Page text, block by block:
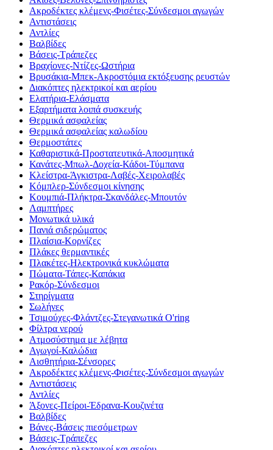
Ακροδέκτες κλέμενς-Φισέτες-Σύνδεσμοι αγωγών
Αντιστάσεις
Αντλίες
Βαλβίδες
Βάσεις-Τράπεζες
Βραχίονες-Ντίζες-Ωστήρια
Βρυσάκια-Μπεκ-Ακροστόμια εκτόξευσης ρευστών
Διακόπτες ηλεκτρικοί και αερίου
Ελατήρια-Ελάσματα
Εξαρτήματα λοιπά συσκευής
Θερμικά ασφαλείας
Θερμικά ασφαλείας καλωδίου
Θερμοστάτες
Καθαριστικά-Προστατευτικά-Αποσμητικά
Κανάτες-Μπωλ-Δοχεία-Κάδοι-Τύμπανα
Κλείστρα-Άγκιστρα-Λαβές-Χειρολαβές
Κόμπλερ-Σύνδεσμοι κίνησης
Κουμπιά-Πλήκτρα-Σκανδάλες-Μπουτόν
Λαμπτήρες
Μονωτικά υλικά
Πανιά σιδερώματος
Πλαίσια-Κορνίζες
Πλάκες θερμαντικές
Πλακέτες-Ηλεκτρονικά κυκλώματα
Πώματα-Τάπες-Καπάκια
Ρακόρ-Σύνδεσμοι
Στηρίγματα
Σωλήνες
Τσιμούχες-Φλάντζες-Στεγανωτικά O'ring
Φίλτρα νερού
Ατμοσύστημα με λέβητα
Αγωγοί-Καλώδια
Αισθητήρια-Σένσορες
Ακροδέκτες κλέμενς-Φισέτες-Σύνδεσμοι αγωγών
Αντιστάσεις
Αντλίες
Άξονες-Πείροι-Έδρανα-Κουζινέτα
Βαλβίδες
Βάνες-Βάσεις πιεσόμετρων
Βάσεις-Τράπεζες